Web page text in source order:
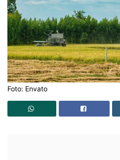
Foto: Envato